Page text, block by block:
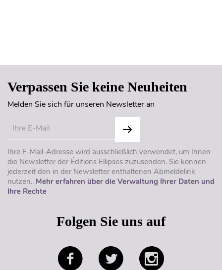
Verpassen Sie keine Neuheiten
Melden Sie sich für unseren Newsletter an
Ihre E-Mail-Adresse wird ausschließlich verwendet, um Ihnen
die Newsletter der Éditions Ellipses zuzusenden. Sie können
jederzeit den in der Newsletter enthaltenen Abmeldelink
nutzen.. Mehr erfahren über die Verwaltung Ihrer Daten und
Ihre Rechte
Folgen Sie uns auf